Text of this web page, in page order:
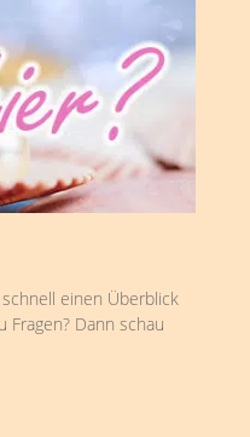
einen Überblick
Fragen? Dann schau